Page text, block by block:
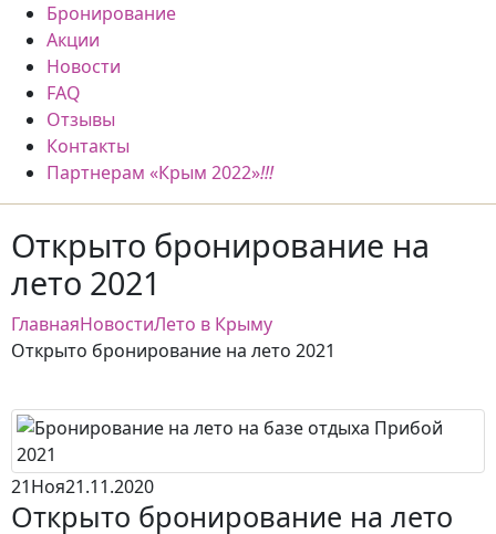
Бронирование
Акции
Новости
FAQ
Отзывы
Контакты
Партнерам «Крым 2022»!!!
Открыто бронирование на
лето 2021
ГлавнаяНовостиЛето в Крыму
Открыто бронирование на лето 2021
21Ноя21.11.2020
Открыто бронирование на лето